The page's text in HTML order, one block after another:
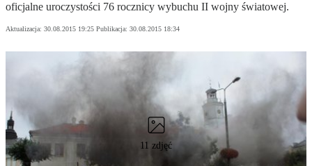
oficjalne uroczystości 76 rocznicy wybuchu II wojny światowej.
Aktualizacja: 30.08.2015 19:25 Publikacja: 30.08.2015 18:34
11 zdjęć